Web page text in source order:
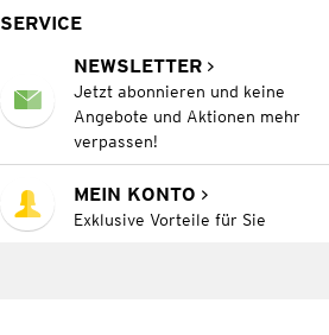
SERVICE
NEWSLETTER
Jetzt abonnieren und keine
Angebote und Aktionen mehr
verpassen!
MEIN KONTO
Exklusive Vorteile für Sie